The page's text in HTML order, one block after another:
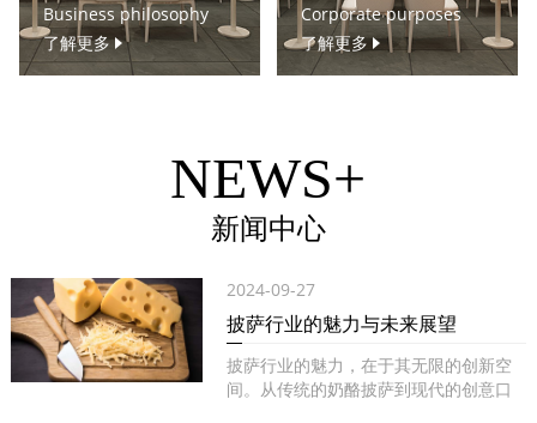
Business philosophy
了解更多
Corporate purposes
了解更多
NEWS+
新闻中心
2024-09-27
披萨行业的魅力与未来展望
披萨行业的魅力，在于其无限的创新空
间。从传统的奶酪披萨到现代的创意口